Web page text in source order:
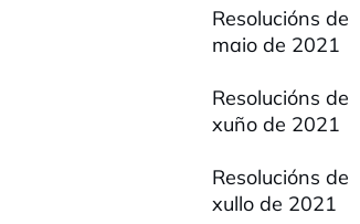
Resolucións de
maio de 2021
Resolucións de
xuño de 2021
Resolucións de
xullo de 2021